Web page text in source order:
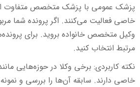
پزشک عمومی با پزشک متخصص متفاوت
خاصی فعالیت می‌کنند. اگر پرونده شما
وکیل متخصص خانواده بروید. برای
مرتبط انتخاب کنید.
نکته کاربردی: برخی وکلا در حوزه‌هایی
خاصی دارند. سابقه آن‌ها را بررسی و